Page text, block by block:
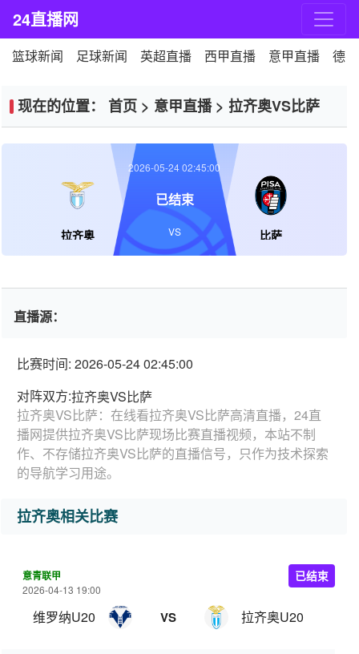
24直播网
篮球新闻 足球新闻 英超直播 西甲直播 意甲直播 德
现在的位置： 首页 > 意甲直播> 拉齐奥VS比萨
拉齐奥 比萨
2026-05-24 02:45:00
已结束
VS
直播源：
比赛时间: 2026-05-24 02:45:00
对阵双方:拉齐奥VS比萨
拉齐奥VS比萨：在线看拉齐奥VS比萨高清直播，24直
播网提供拉齐奥VS比萨现场比赛直播视频，本站不制
作、不存储拉齐奥VS比萨的直播信号，只作为技术探索
的导航学习用途。
拉齐奥相关比赛
意青联甲
2026-04-13 19:00
维罗纳U20 VS 拉齐奥U20
已结束